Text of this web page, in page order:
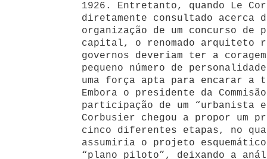
1926. Entretanto, quando Le
diretamente consultado acerca
organização de um concurso de
capital, o renomado arquiteto
governos deveriam ter a
pequeno número de
uma força apta para encarar a
Embora o presidente da
participação de um “urbanista
Corbusier chegou a propor um
cinco diferentes etapas, no
assumiria o projeto
“plano piloto”, deixando a